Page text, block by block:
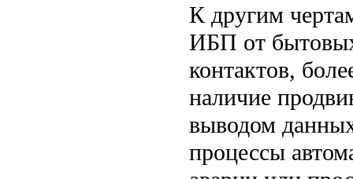
К другим
ИБП от бытовых
контактов,
наличие
выводом
процессы